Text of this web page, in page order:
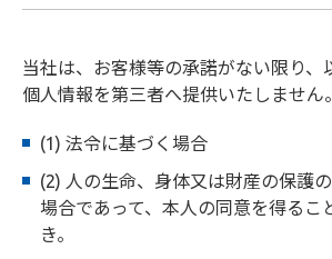
当社は、お客様等の承諾がない限り、
個人情報を第三者へ提供いたしません。
(1) 法令に基づく場合
(2) 人の生命、身体又は財産の保護
場合であって、本人の同意を得るこ
き。